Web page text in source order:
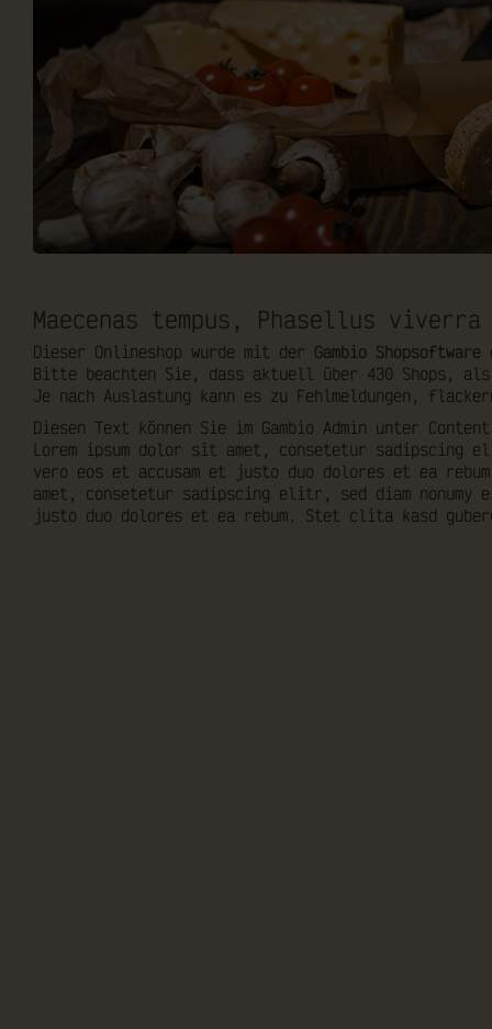
Maecenas tempus, Phasellus viverra
Dieser Onlineshop wurde mit der Gambio Shopsoftware
Bitte beachten Sie, dass aktuell über 430 Shops,
Je nach Auslastung kann es zu Fehlmeldungen,
Diesen Text können Sie im Gambio Admin unter
Lorem ipsum dolor sit amet, consetetur sadipscing
vero eos et accusam et justo duo dolores et ea
amet, consetetur sadipscing elitr, sed diam nonumy
justo duo dolores et ea rebum. Stet clita kasd